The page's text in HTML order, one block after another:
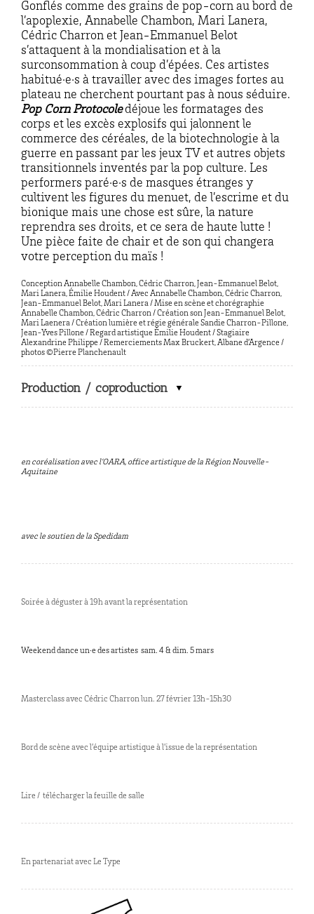
Gonflés comme des grains de pop-corn au bord de
l’apoplexie, Annabelle Chambon, Mari Lanera,
Cédric Charron et Jean-Emmanuel Belot
s’attaquent à la mondialisation et à la
surconsommation à coup d’épées. Ces artistes
habitué·e·s à travailler avec des images fortes au
plateau ne cherchent pourtant pas à nous séduire.
Pop Corn Protocoledéjoue les formatages des
corps et les excès explosifs qui jalonnent le
commerce des céréales, de la biotechnologie à la
guerre en passant par les jeux TV et autres objets
transitionnels inventés par la pop culture. Les
performers paré·e·s de masques étranges y
cultivent les figures du menuet, de l’escrime et du
bionique mais une chose est sûre, la nature
reprendra ses droits, et ce sera de haute lutte !
Une pièce faite de chair et de son qui changera
votre perception du maïs !
Conception Annabelle Chambon, Cédric Charron, Jean-Emmanuel Belot,
Mari Lanera, Émilie Houdent / Avec Annabelle Chambon, Cédric Charron,
Jean-Emmanuel Belot, Mari Lanera / Mise en scène et chorégraphie
Annabelle Chambon, Cédric Charron / Création son Jean-Emmanuel Belot,
Mari Laenera / Création lumière et régie générale Sandie Charron-Pillone,
Jean-Yves Pillone / Regard artistique Émilie Houdent / Stagiaire
Alexandrine Philippe / Remerciements Max Bruckert, Albane d’Argence /
photos ©Pierre Planchenault
Production / coproduction
en coréalisation avec l’OARA, office artistique de la Région Nouvelle-
Aquitaine
avec le soutien de la Spedidam
Soirée à déguster à 19h avant la représentation
Weekend dance un·e des artistes sam. 4 & dim. 5 mars
Masterclass avec Cédric Charron lun. 27 février 13h-15h30
Bord de scène avec l’équipe artistique à l’issue de la représentation
Lire / télécharger la feuille de salle
En partenariat avec Le Type